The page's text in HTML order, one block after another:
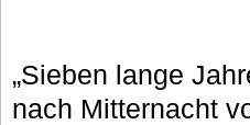
„Sieben lange
nach Mitternacht